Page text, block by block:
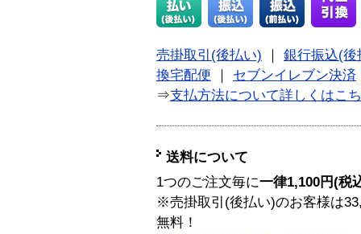
売掛取引(後払い)
銀行振込(後
換宅配便
セブンイレブン決済
⇒支払方法について詳しくはこ
送料について
1つのご注文毎に一律1,100円(税
※売掛取引(後払い)のお客様は
無料！